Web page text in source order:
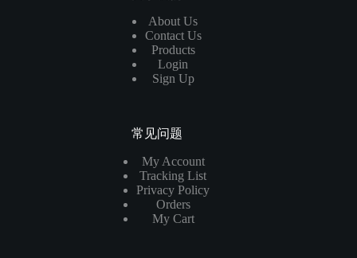
About Us
Contact Us
Products
Login
Sign Up
常见问题
My Account
Tracking List
Privacy Policy
Orders
My Cart